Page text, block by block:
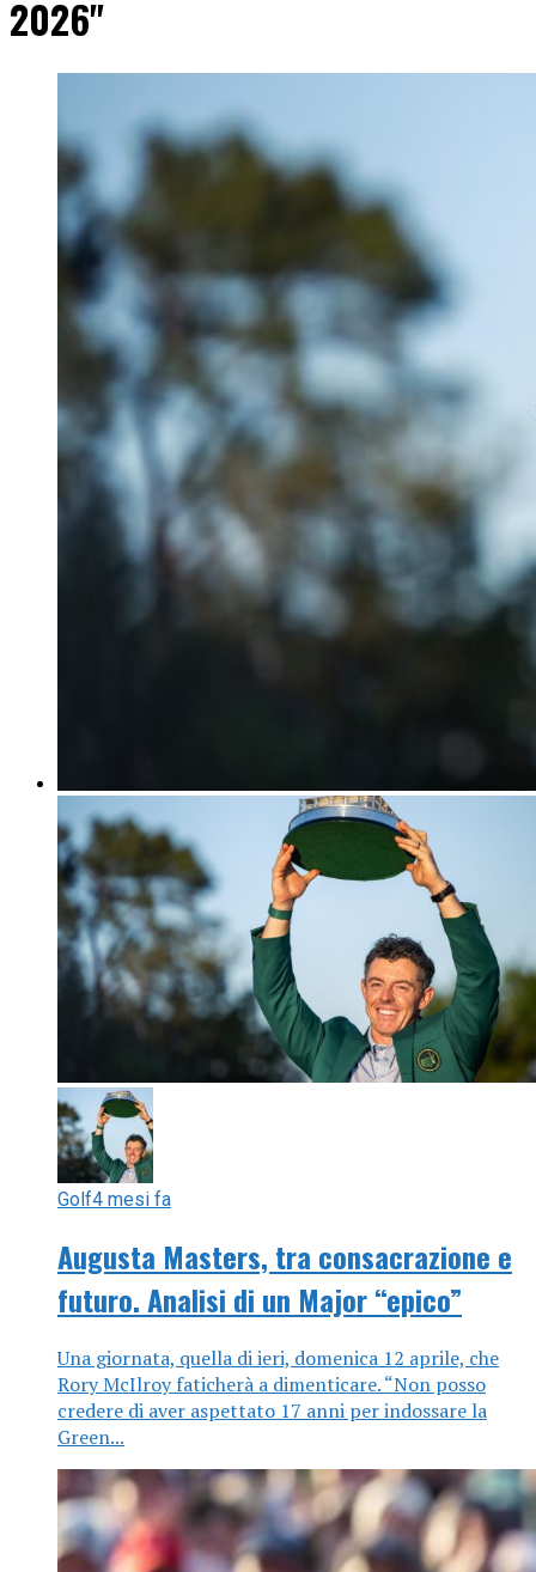
2026"
Golf4 mesi fa
Augusta Masters, tra consacrazione e
futuro. Analisi di un Major “epico”
Una giornata, quella di ieri, domenica 12 aprile, che
Rory McIlroy faticherà a dimenticare. “Non posso
credere di aver aspettato 17 anni per indossare la
Green...